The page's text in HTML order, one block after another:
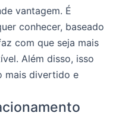
vantagem. É
conhecer, baseado
com que seja mais
Além disso, isso
mais divertido e